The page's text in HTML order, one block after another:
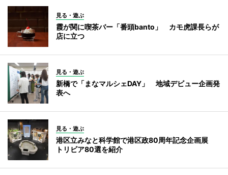
見る・遊ぶ
霞が関に喫茶バー「番頭banto」 カモ虎課長らが
店に立つ
見る・遊ぶ
新橋で「まなマルシェDAY」 地域デビュー企画発
表へ
見る・遊ぶ
港区立みなと科学館で港区政80周年記念企画展
トリビア80選を紹介